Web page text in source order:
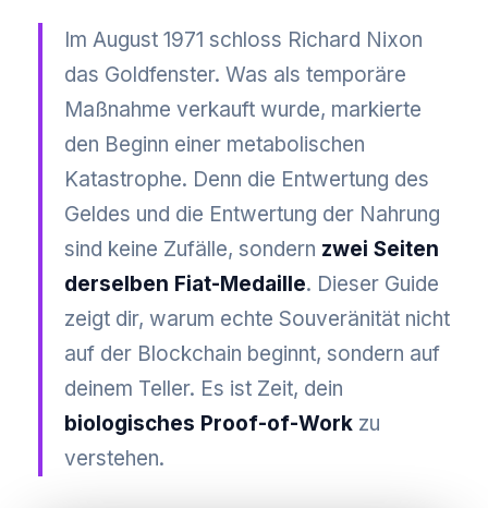
Im August 1971 schloss Richard Nixon
das Goldfenster. Was als temporäre
Maßnahme verkauft wurde, markierte
den Beginn einer metabolischen
Katastrophe. Denn die Entwertung des
Geldes und die Entwertung der Nahrung
sind keine Zufälle, sondern zwei Seiten
derselben Fiat-Medaille. Dieser Guide
zeigt dir, warum echte Souveränität nicht
auf der Blockchain beginnt, sondern auf
deinem Teller. Es ist Zeit, dein
biologisches Proof-of-Work zu
verstehen.